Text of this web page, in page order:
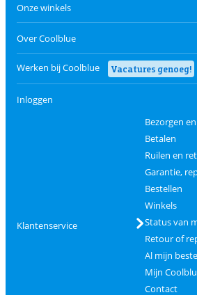
Onze winkels
Over Coolblue
Werken bij Coolblue Vacatures genoeg!
Inloggen
Klantenservice
Bezorgen
Betalen
Ruilen en
Garantie,
Bestellen
Winkels
Status van
Retour of
Al mijn
Mijn
Contact